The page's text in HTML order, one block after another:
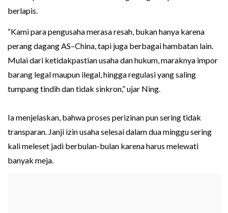
berlapis.
“Kami para pengusaha merasa resah, bukan hanya karena
perang dagang AS–China, tapi juga berbagai hambatan lain.
Mulai dari ketidakpastian usaha dan hukum, maraknya impor
barang legal maupun ilegal, hingga regulasi yang saling
tumpang tindih dan tidak sinkron,” ujar Ning.
Ia menjelaskan, bahwa proses perizinan pun sering tidak
transparan. Janji izin usaha selesai dalam dua minggu sering
kali meleset jadi berbulan-bulan karena harus melewati
banyak meja.